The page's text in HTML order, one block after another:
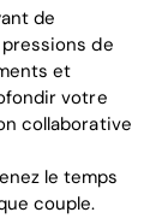
de
de
et
votre
collaborative
le temps
couple.